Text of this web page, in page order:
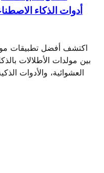
أدوات الذكاء
بين مولدات الأطلالات
العشوائية، والأدوات